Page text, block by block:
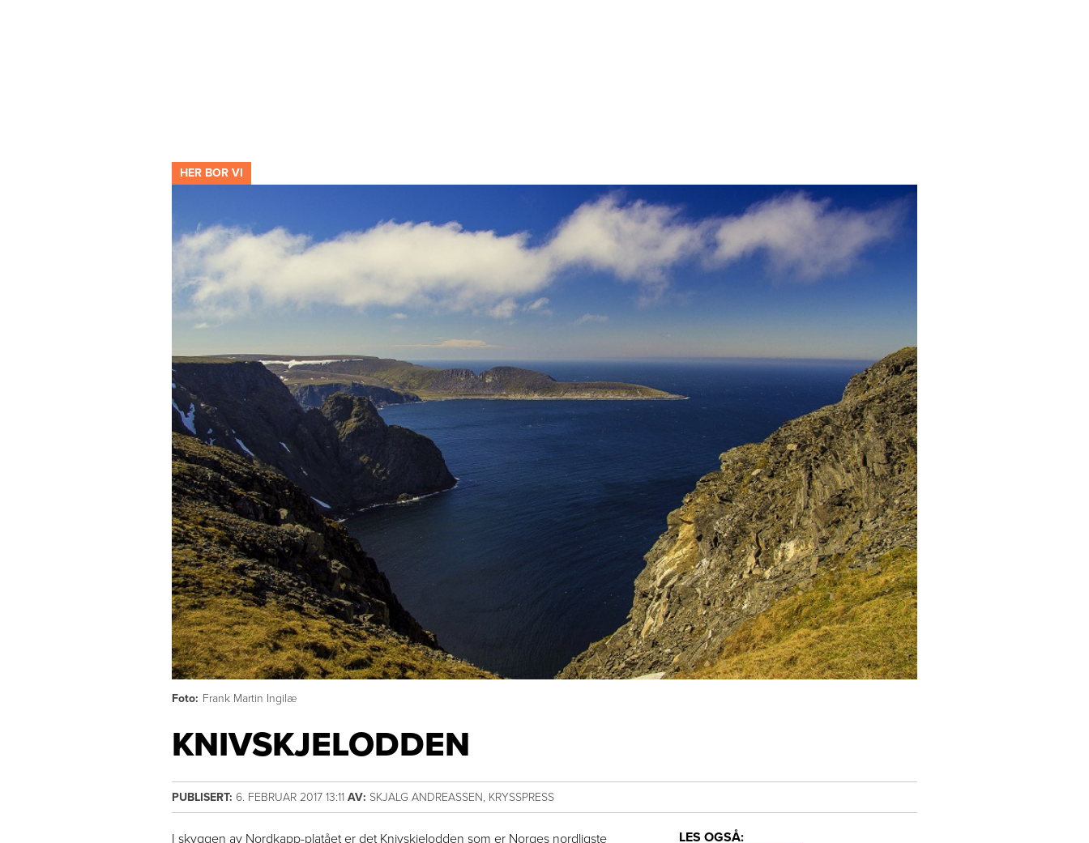
HER BOR VI
Foto: Frank Martin Ingilæ
KNIVSKJELODDEN
PUBLISERT: 6. FEBRUAR 2017 13:11 AV: SKJALG ANDREASSEN, KRYSSPRESS
I skyggen av Nordkapp-platået er det Knivskjelodden som er Norges nordligste
LES OGSÅ: